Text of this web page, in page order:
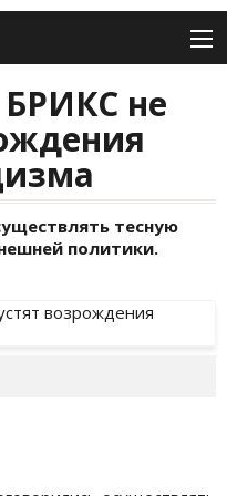
не
тесную
политики.